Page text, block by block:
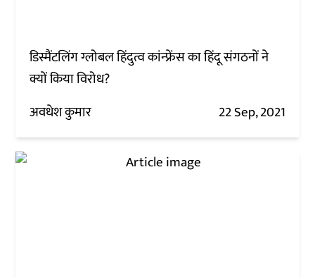
डिस्मैंटलिंग ग्लोबल हिंदुत्व कांन्फ्रेंस का हिंदू संगठनों ने
क्यों किया विरोध?
अवधेश कुमार
22 Sep, 2021